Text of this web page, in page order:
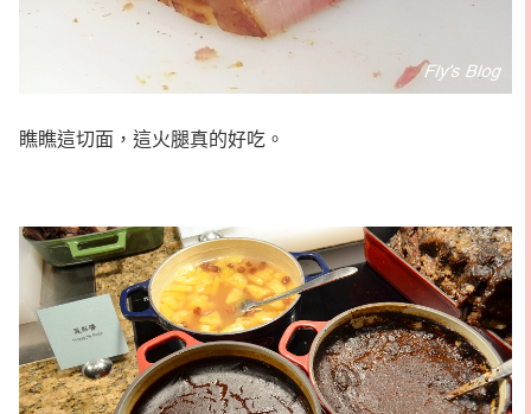
瞧瞧這切面，這火腿真的好吃。